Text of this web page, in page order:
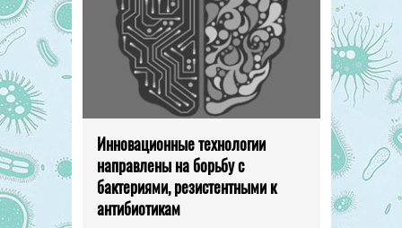
Инновационные технологии
направлены на борьбу с
бактериями, резистентными к
антибиотикам